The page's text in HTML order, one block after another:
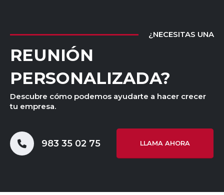
¿NECESITAS UNA
REUNIÓN
PERSONALIZADA?
Descubre cómo podemos ayudarte a hacer crecer
tu empresa.
983 35 02 75 LLAMA AHORA